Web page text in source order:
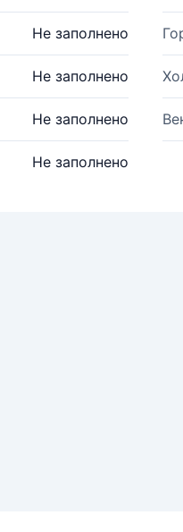
Не заполнено
Не заполнено
Не заполнено
Не заполнено